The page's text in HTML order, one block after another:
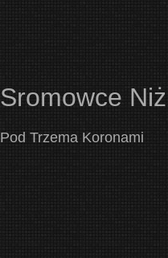
Sromowce
Pod Trzema Koronami